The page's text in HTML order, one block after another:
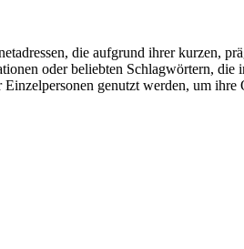
die aufgrund ihrer kurzen,
oder beliebten Schlagwörtern,
genutzt werden, um